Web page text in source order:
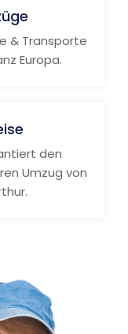
& Transporte
Europa.
den
Umzug von